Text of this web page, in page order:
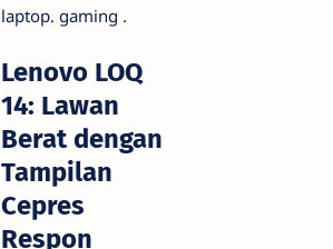
laptop. gaming .
Lenovo LOQ
14: Lawan
Berat dengan
Tampilan
Cepres
Respon